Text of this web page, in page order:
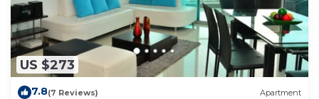
US $273
7.8(7 Reviews) Apartment